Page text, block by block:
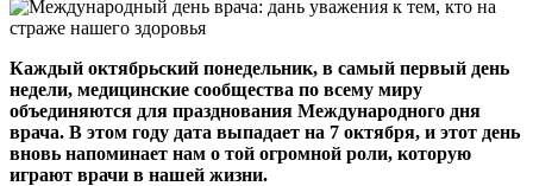
Каждый октябрьский понедельник, в самый первый день
недели, медицинские сообщества по всему миру
объединяются для празднования Международного дня
врача. В этом году дата выпадает на 7 октября, и этот день
вновь напоминает нам о той огромной роли, которую
играют врачи в нашей жизни.